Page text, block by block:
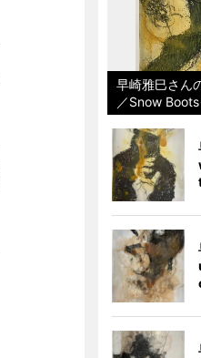
早崎雅巳さん
／Snow